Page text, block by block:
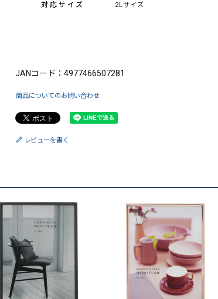
対応サイズ 2Lサイズ
JANコード：4977466507281
商品についてのお問い合わせ
レビューを書く